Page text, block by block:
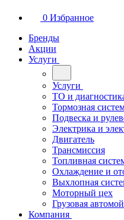
0 Избранное
Бренды
Акции
Услуги
Услуги
ТО и
Тормозная
Подвеска и
Электрика и
Двигатель
Трансмиссия
Топливная
Охлаждение и
Выхлопная
Моторный цех
Грузовая
Компания